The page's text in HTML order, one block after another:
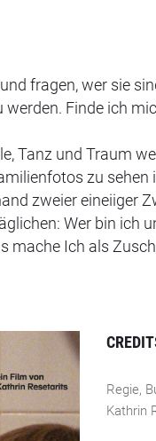
fragen, wer sie
Finde ich
Tanz und Traum
zu sehen
zweier eineiiger
Wer bin ich
mache Ich als
Regie,
Kathrin